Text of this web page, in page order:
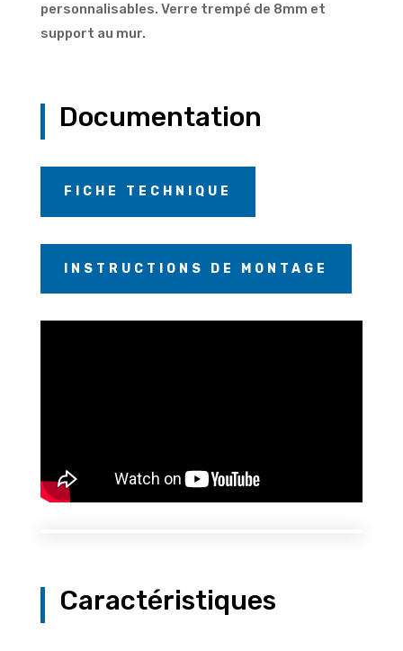
personnalisables. Verre trempé de 8mm et
support au mur.
Documentation
FICHE TECHNIQUE
INSTRUCTIONS DE MONTAGE
Caractéristiques